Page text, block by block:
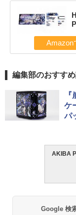
Amazon
編集部のおすす
ケ
パ
AKIBA
Google 検